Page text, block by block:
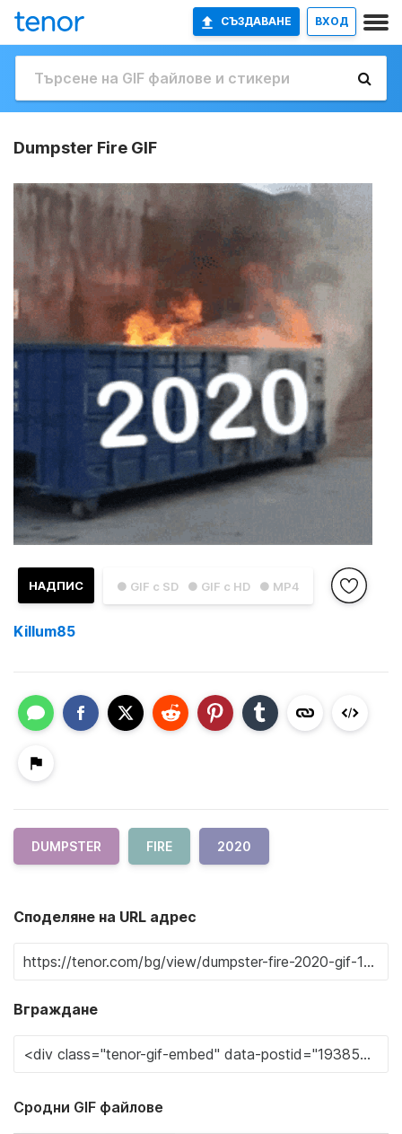
СЪЗДАВАНЕ ВХОД
Dumpster Fire GIF
● GIF с SD ● GIF с HD ● MP4
НАДПИС
Killum85
DUMPSTER FIRE 2020
Споделяне на URL адрес
Вграждане
Сродни GIF файлове